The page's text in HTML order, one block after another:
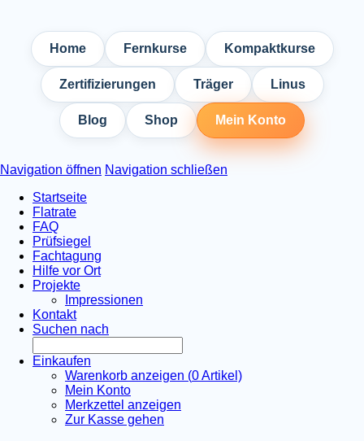
Home Fernkurse Kompaktkurse
Zertifizierungen Träger Linus
Blog Shop Mein Konto
Navigation öffnen Navigation schließen
Startseite
Flatrate
FAQ
Prüfsiegel
Fachtagung
Hilfe vor Ort
Projekte
Impressionen
Kontakt
Suchen nach
Einkaufen
Warenkorb anzeigen (0Artikel)
Mein Konto
Merkzettel anzeigen
Zur Kasse gehen